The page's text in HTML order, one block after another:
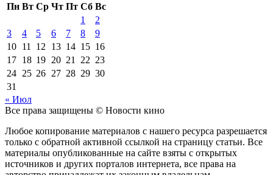
Пн Вт Ср Чт Пт Сб Вс
1
2
3
4 5 6 7 8
9
10 11 12 13 14 15 16
17 18 19 20 21 22 23
24 25 26 27 28 29 30
31
« Июл
Все права защищены © Новости кино
Любое копирование материалов с нашего ресурса разрешается
только с обратной активной ссылкой на страницу статьи. Все
материалы опубликованные на сайте взяты с открытых
источников и других порталов интернета, все права на